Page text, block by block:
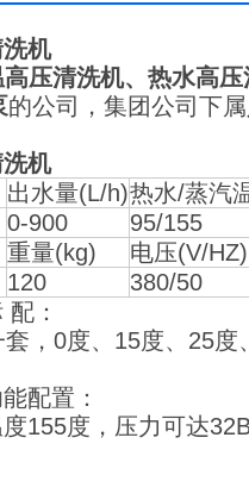
机
压清洗机、热水高压
的公司，集团公司下
机
出水量(L/h)热水/蒸汽
0-900 95/155
重量(kg) 电压(V/HZ)
120 380/50
配：
，0度、15度、25
配置：
155度，压力可达